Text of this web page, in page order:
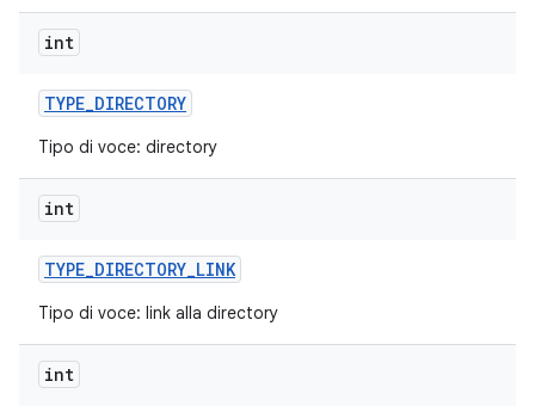
int
TYPE_DIRECTORY
Tipo di voce: directory
int
TYPE_DIRECTORY_LINK
Tipo di voce: link alla directory
int